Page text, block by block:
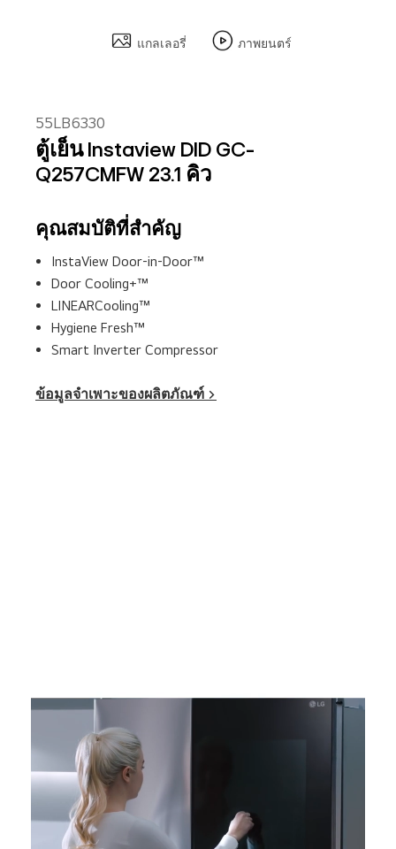
แกลเลอรี่ ภาพยนตร์
55LB6330
ตู้เย็น Instaview DID GC-
Q257CMFW 23.1 คิว
คุณสมบัติที่สำคัญ
InstaView Door-in-Door™
Door Cooling+™
LINEARCooling™
Hygiene Fresh™
Smart Inverter Compressor
ข้อมูลจำเพาะของผลิตภัณฑ์ >